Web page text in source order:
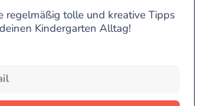
regelmäßig tolle und kreative Tipps
Kindergarten Alltag!